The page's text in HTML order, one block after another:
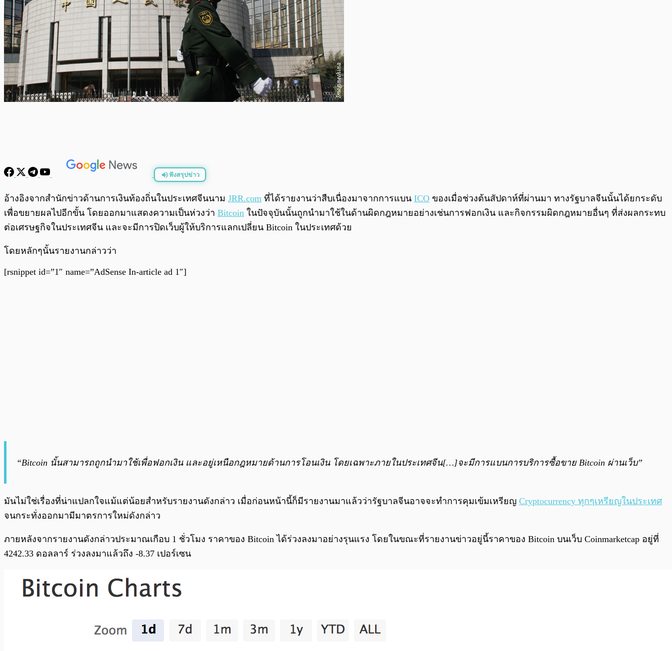
ฟังสรุปข่าว
พร้อมเล่น 0:00/0:00
อ้างอิงจากสำนักข่าวด้านการเงินท้องถิ่นในประเทศจีนนาม JRR.com ที่ได้รายงานว่าสืบเนื่องมาจากการแบน ICO ของเมื่อช่วงต้นสัปดาห์ที่ผ่านมา ทางรัฐบาลจีนนั้นได้ยกระดับ
เพื่อขยายผลไปอีกขั้น โดยออกมาแสดงความเป็นห่วงว่า Bitcoin ในปัจจุบันนั้นถูกนำมาใช้ในด้านผิดกฎหมายอย่างเช่นการฟอกเงิน และกิจกรรมผิดกฎหมายอื่นๆ ที่ส่งผลกระทบ
ต่อเศรษฐกิจในประเทศจีน และจะมีการปิดเว็บผู้ให้บริการแลกเปลี่ยน Bitcoin ในประเทศด้วย
โดยหลักๆนั้นรายงานกล่าวว่า
[rsnippet id=”1″ name=”AdSense In-article ad 1″]
“Bitcoin นั้นสามารถถูกนำมาใช้เพื่อฟอกเงิน และอยู่เหนือกฎหมายด้านการโอนเงิน โดยเฉพาะภายในประเทศจีน[…]จะมีการแบนการบริการซื้อขาย Bitcoin ผ่านเว็บ”
มันไม่ใช่เรื่องที่น่าแปลกใจแม้แต่น้อยสำหรับรายงานดังกล่าว เมื่อก่อนหน้านี้ก็มีรายงานมาแล้วว่ารัฐบาลจีนอาจจะทำการคุมเข้มเหรียญ Cryptocurrency ทุกๆเหรียญในประเทศ
จนกระทั่งออกมามีมาตรการใหม่ดังกล่าว
ภายหลังจากรายงานดังกล่าวประมาณเกือบ 1 ชั่วโมง ราคาของ Bitcoin ได้ร่วงลงมาอย่างรุนแรง โดยในขณะที่รายงานข่าวอยู่นี้ราคาของ Bitcoin บนเว็บ Coinmarketcap อยู่ที่
4242.33 ดอลลาร์ ร่วงลงมาแล้วถึง -8.37 เปอร์เซน